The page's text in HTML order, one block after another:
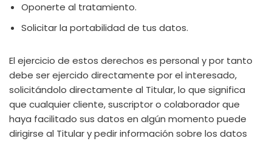
Oponerte al tratamiento.
Solicitar la portabilidad de tus datos.
El ejercicio de estos derechos es personal y por tanto
debe ser ejercido directamente por el interesado,
solicitándolo directamente al Titular, lo que significa
que cualquier cliente, suscriptor o colaborador que
haya facilitado sus datos en algún momento puede
dirigirse al Titular y pedir información sobre los datos